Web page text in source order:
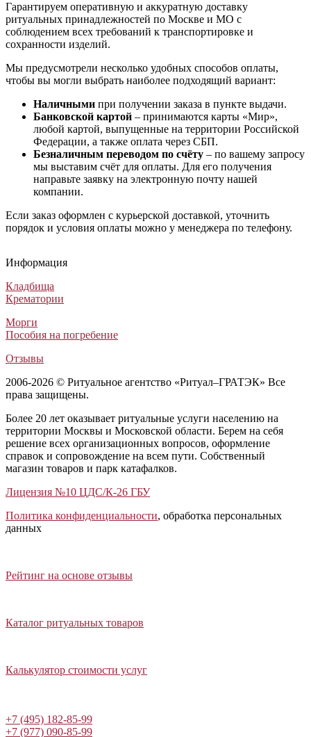
Гарантируем оперативную и аккуратную доставку
ритуальных принадлежностей по Москве и МО с
соблюдением всех требований к транспортировке и
сохранности изделий.
Мы предусмотрели несколько удобных способов оплаты,
чтобы вы могли выбрать наиболее подходящий вариант:
Наличными при получении заказа в пункте выдачи.
Банковской картой – принимаются карты «Мир»,
любой картой, выпущенные на территории Российской
Федерации, а также оплата через СБП.
Безналичным переводом по счёту – по вашему запросу
мы выставим счёт для оплаты. Для его получения
направьте заявку на электронную почту нашей
компании.
Если заказ оформлен с курьерской доставкой, уточнить
порядок и условия оплаты можно у менеджера по телефону.
Информация
Кладбища
Крематории
Морги
Пособия на погребение
Отзывы
2006-2026 © Ритуальное агентство «Ритуал–ГРАТЭК» Все
права защищены.
Более 20 лет оказывает ритуальные услуги населению на
территории Москвы и Московской области. Берем на себя
решение всех организационных вопросов, оформление
справок и сопровождение на всем пути. Собственный
магазин товаров и парк катафалков.
Лицензия №10 ЦДС/К-26 ГБУ
Политика конфиденциальности, обработка персональных
данных
Рейтинг на основе отзывы
Каталог ритуальных товаров
Калькулятор стоимости услуг
+7 (495) 182-85-99
+7 (977) 090-85-99